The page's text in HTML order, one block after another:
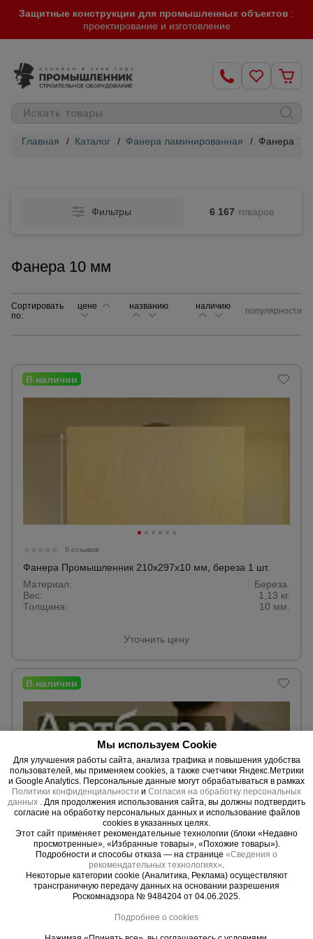
Защитные конструкции для промышленных объектов :
проектирование и изготовление
Главная / Каталог / Фанера ламинированная / Фанера 10
Фильтры 6 167 товаров
Фанера 10 мм
Сортировать
по:
цене названию наличию популярности
0 отзывов
Фанера Промышленник 210x297x10 мм, береза 1 шт.
Материал:
Береза.
Вес:
1,13 кг.
Толщина:
10 мм.
Уточнить цену
0 отзывов
Фанера Промышленник 210x297x10 мм, береза 5 шт.
Материал:
Береза.
подъемники
Вибротехника
для
Оборудование
для работы с
арматурой
Оборудование
для бетонных
работ
товаров
Мы используем Cookie
Для улучшения работы сайта, анализа трафика и повышения удобства
пользователей, мы применяем cookies, а также счетчики Яндекс.Метрики
и Google Analytics. Персональные данные могут обрабатываться в рамках
Политики конфиденциальности и Согласия на обработку персональных
данных . Для продолжения использования сайта, вы должны подтвердить
согласие на обработку персональных данных и использование файлов
cookies в указанных целях.
Этот сайт применяет рекомендательные технологии (блоки «Недавно
просмотренные», «Избранные товары», «Похожие товары»).
Подробности и способы отказа — на странице «Сведения о
рекомендательных технологиях».
Некоторые категории cookie (Аналитика, Реклама) осуществляют
трансграничную передачу данных на основании разрешения
Роскомнадзора № 9484204 от 04.06.2025.
Подробнее о cookies